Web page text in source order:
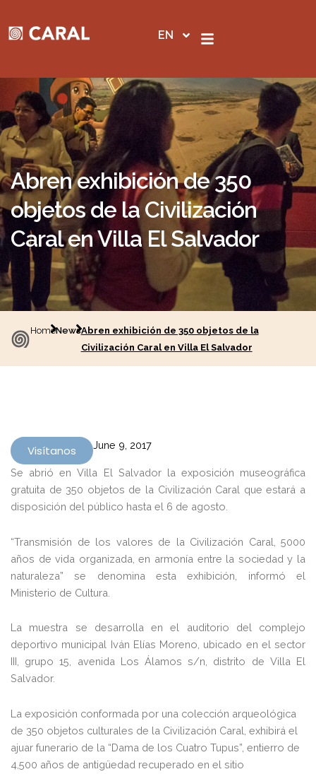
to
content
EN
Abren exhibición de 350
objetos de la Civilización
Caral en Villa El Salvador
HomeNewsAbren exhibición de 350 objetos de la
Civilización Caral en Villa El Salvador
Visítanos June 9, 2017
Se abrió en Villa El Salvador la exposición museográfica
gratuita de 350 objetos de la Civilización Caral que estará a
disposición del público hasta el 6 de agosto.
“Transmisión de los valores de la Civilización Caral, 5000
años de vida organizada, en armonía entre la sociedad y la
naturaleza” se denomina esta exhibición, informó el
Ministerio de Cultura.
La muestra se desarrolla en el auditorio del complejo
deportivo municipal Iván Elías Moreno, ubicado en el sector
III, grupo 15, avenida Los Álamos s/n, distrito de Villa El
Salvador.
La exposición conformada por una colección arqueológica
de 350 objetos culturales de la Civilización Caral, exhibirá el
ajuar funerario de la “Dama de los Cuatro Tupus”, entierro de
4,500 años de antigüedad recuperado en el sitio